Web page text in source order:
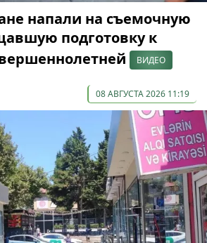
напали на съемочную
подготовку к
ВИДЕО
08 АВГУСТА 2026 11:19